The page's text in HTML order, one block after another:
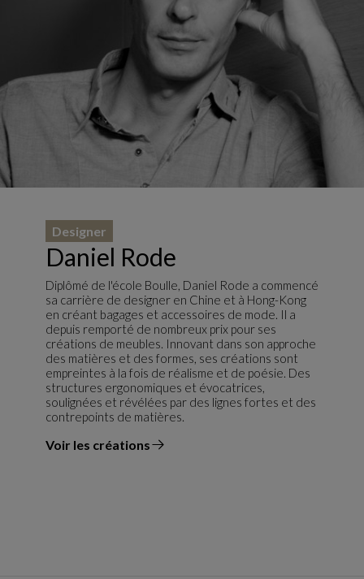
Daniel Rode
Designer
Diplômé de l'école Boulle, Daniel Rode a commencé
sa carrière de designer en Chine et à Hong-Kong
en créant bagages et accessoires de mode. Il a
depuis remporté de nombreux prix pour ses
créations de meubles. Innovant dans son approche
des matières et des formes, ses créations sont
empreintes à la fois de réalisme et de poésie. Des
structures ergonomiques et évocatrices,
soulignées et révélées par des lignes fortes et des
contrepoints de matières.
Voir les créations
du designer